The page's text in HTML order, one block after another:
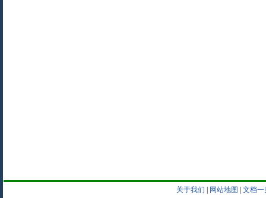
关于我们 网站地图 文档一